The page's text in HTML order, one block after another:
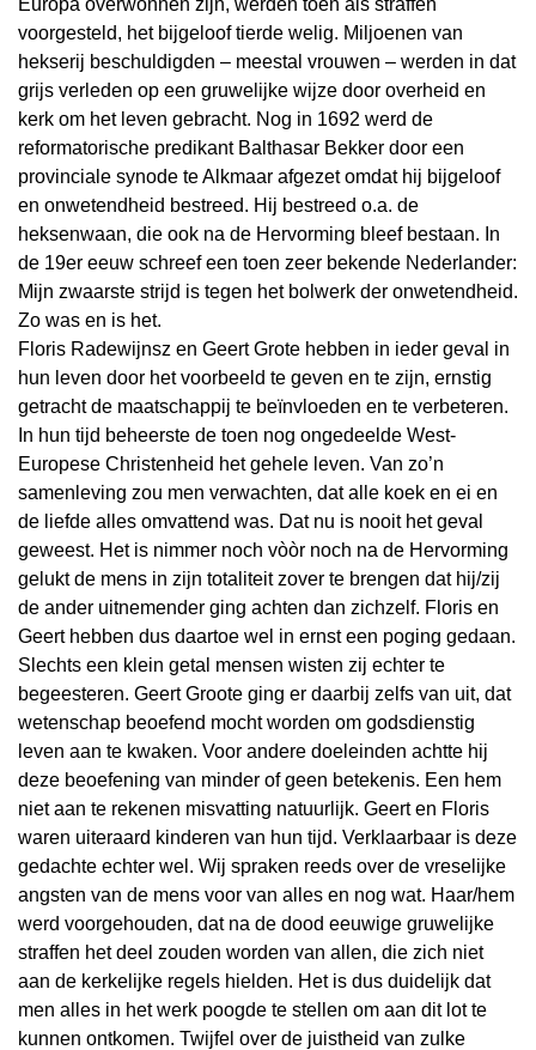
Europa overwonnen zijn, werden toen als straffen
voorgesteld, het bijgeloof tierde welig. Miljoenen van
hekserij beschuldigden – meestal vrouwen – werden in dat
grijs verleden op een gruwelijke wijze door overheid en
kerk om het leven gebracht. Nog in 1692 werd de
reformatorische predikant Balthasar Bekker door een
provinciale synode te Alkmaar afgezet omdat hij bijgeloof
en onwetendheid bestreed. Hij bestreed o.a. de
heksenwaan, die ook na de Hervorming bleef bestaan. In
de 19er eeuw schreef een toen zeer bekende Nederlander:
Mijn zwaarste strijd is tegen het bolwerk der onwetendheid.
Zo was en is het.
Floris Radewijnsz en Geert Grote hebben in ieder geval in
hun leven door het voorbeeld te geven en te zijn, ernstig
getracht de maatschappij te beïnvloeden en te verbeteren.
In hun tijd beheerste de toen nog ongedeelde West-
Europese Christenheid het gehele leven. Van zo’n
samenleving zou men verwachten, dat alle koek en ei en
de liefde alles omvattend was. Dat nu is nooit het geval
geweest. Het is nimmer noch vòòr noch na de Hervorming
gelukt de mens in zijn totaliteit zover te brengen dat hij/zij
de ander uitnemender ging achten dan zichzelf. Floris en
Geert hebben dus daartoe wel in ernst een poging gedaan.
Slechts een klein getal mensen wisten zij echter te
begeesteren. Geert Groote ging er daarbij zelfs van uit, dat
wetenschap beoefend mocht worden om godsdienstig
leven aan te kwaken. Voor andere doeleinden achtte hij
deze beoefening van minder of geen betekenis. Een hem
niet aan te rekenen misvatting natuurlijk. Geert en Floris
waren uiteraard kinderen van hun tijd. Verklaarbaar is deze
gedachte echter wel. Wij spraken reeds over de vreselijke
angsten van de mens voor van alles en nog wat. Haar/hem
werd voorgehouden, dat na de dood eeuwige gruwelijke
straffen het deel zouden worden van allen, die zich niet
aan de kerkelijke regels hielden. Het is dus duidelijk dat
men alles in het werk poogde te stellen om aan dit lot te
kunnen ontkomen. Twijfel over de juistheid van zulke